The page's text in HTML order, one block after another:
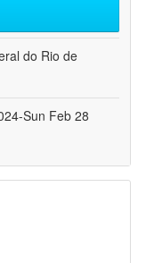
do Rio de
Sun Feb 28